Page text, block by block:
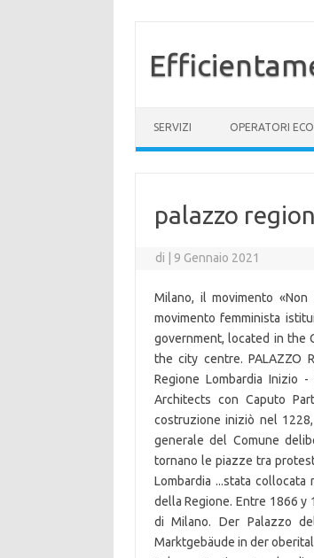
SERVIZI OPERATORI
palazzo
di 9 Gennaio 2021
Milano, il movimento
movimento femminista
government, located in the
the city centre. PALAZZO
Regione Lombardia Inizio
Architects con Caputo
costruzione iniziò nel
generale del Comune
tornano le piazze tra
Lombardia ...stata
della Regione. Entre 1866 y
di Milano. Der Palazzo
Marktgebäude in der